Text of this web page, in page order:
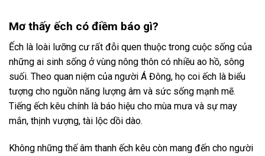
Mơ thấy ếch có điềm báo gì?
Ếch là loài lưỡng cư rất đỗi quen thuộc trong cuộc sống của
những ai sinh sống ở vùng nông thôn có nhiều ao hồ, sông
suối. Theo quan niệm của người Á Đông, họ coi ếch là biểu
tượng cho nguồn năng lượng âm và sức sống mạnh mẽ.
Tiếng ếch kêu chính là báo hiệu cho mùa mưa và sự may
mắn, thịnh vượng, tài lộc dồi dào.
Không những thế âm thanh ếch kêu còn mang đến cho người